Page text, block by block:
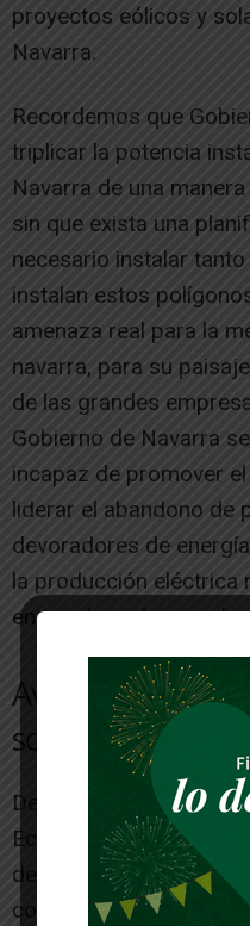
proyectos eólicos y
Navarra.
Recordemos que
triplicar la potencia
Navarra de una
sin que exista una
necesario instalar
instalan estos
amenaza real para la
navarra, para su
de las grandes
Gobierno de Navarra
incapaz de promover
liderar el abandono de
devoradores de
la producción eléctrica
en tejados o lugares
Avalancha de
solares
De este modo, desde
Económico se quiere
de electricidad a otros
construcción de una